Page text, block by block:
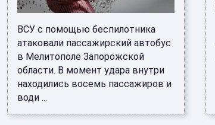
ВСУ с помощью беспилотника
атаковали пассажирский автобус
в Мелитополе Запорожской
области. В момент удара внутри
находились восемь пассажиров и
води ...